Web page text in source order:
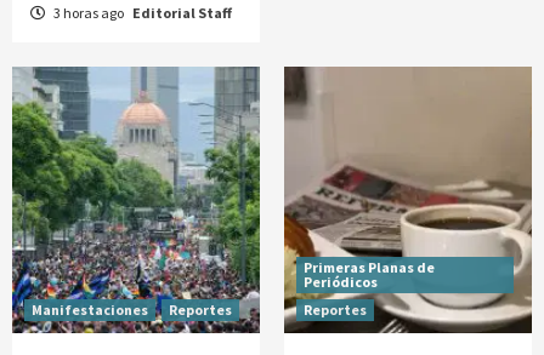
3 horas ago Editorial Staff
Manifestaciones Reportes
Primeras Planas de
Periódicos
Reportes